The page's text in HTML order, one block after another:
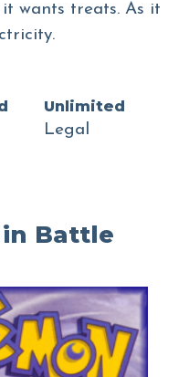
wants treats. As it
Unlimited
Legal
Battle